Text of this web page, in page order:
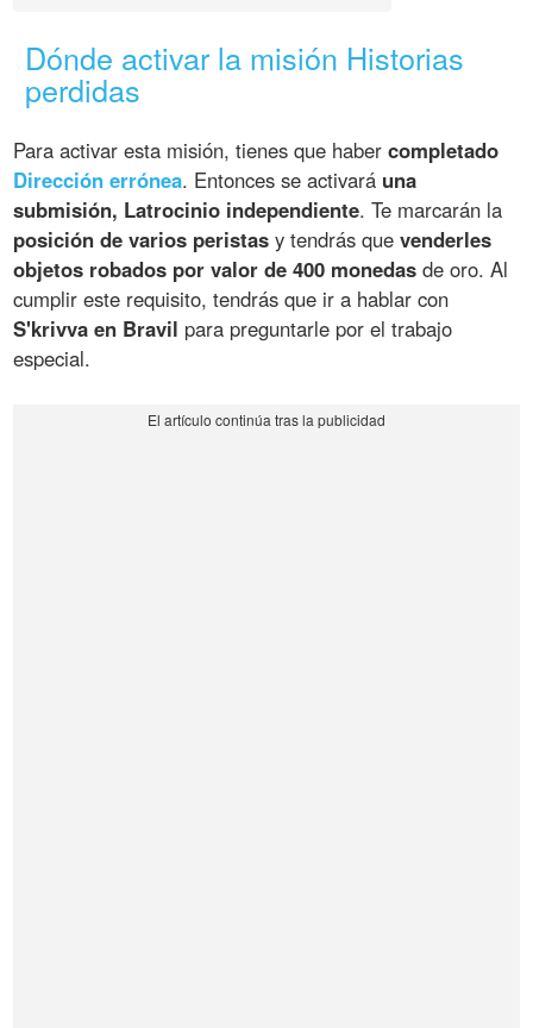
Dónde activar la misión Historias
perdidas
Para activar esta misión, tienes que habercompletado
Dirección errónea. Entonces se activará una
submisión, Latrocinio independiente. Te marcarán la
posición de varios peristas y tendrás quevenderles
objetos robados por valor de 400 monedas de oro. Al
cumplir este requisito, tendrás que ir a hablar con
S'krivva en Bravil para preguntarle por el trabajo
especial.